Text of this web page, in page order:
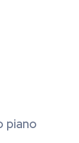
piano